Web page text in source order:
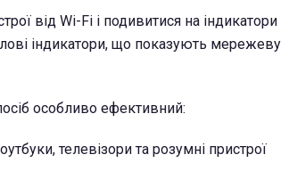
від Wi-Fi і подивитися на індикатори
індикатори, що показують мережеву
особливо ефективний:
телевізори та розумні пристрої